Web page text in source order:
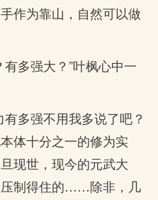
作为靠山，自然可以做
多强大？”叶枫心中一
多强不用我多说了吧？
体十分之一的修为实
现世，现今的元武大
压制得住的……除非，几